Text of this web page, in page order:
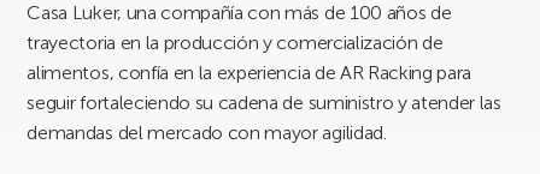
Casa Luker, una compañía con más de 100 años de
trayectoria en la producción y comercialización de
alimentos, confía en la experiencia de AR Racking para
seguir fortaleciendo su cadena de suministro y atender las
demandas del mercado con mayor agilidad.